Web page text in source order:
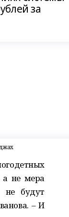
за
а не мера
не будут
– И